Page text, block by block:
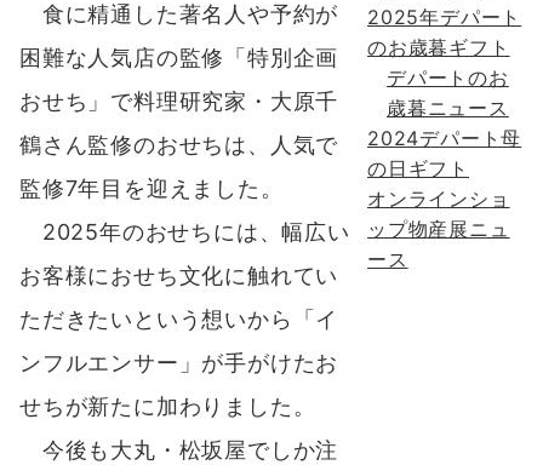
食に精通した著名人や予約が
困難な人気店の監修「特別企画
おせち」で料理研究家・大原千
鶴さん監修のおせちは、人気で
監修7年目を迎えました。
2025年のおせちには、幅広い
お客様におせち文化に触れてい
ただきたいという想いから「イ
ンフルエンサー」が手がけたお
せちが新たに加わりました。
今後も大丸・松坂屋でしか注
2025年デパート
のお歳暮ギフト
デパートのお
歳暮ニュース
2024デパート母
の日ギフト
オンラインショ
ップ物産展ニュ
ース